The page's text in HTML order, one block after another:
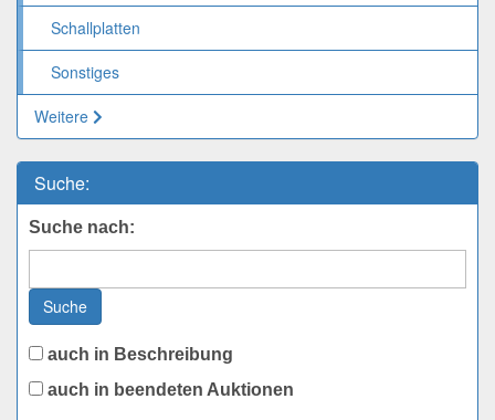
Schallplatten
Sonstiges
Weitere
Suche:
Suche nach:
Suche
auch in Beschreibung
auch in beendeten Auktionen